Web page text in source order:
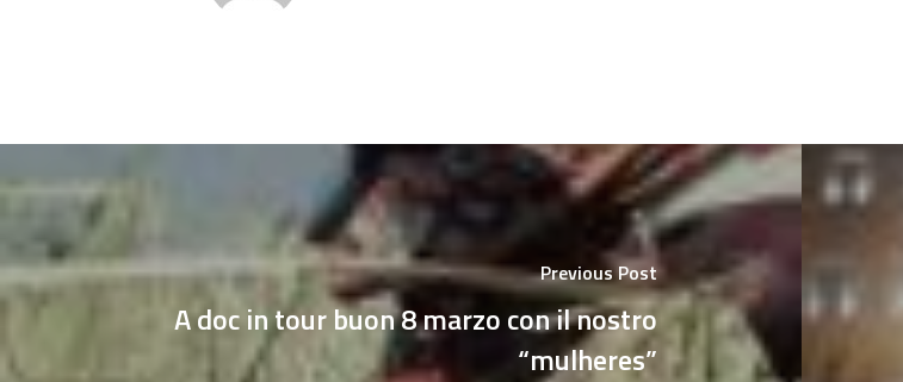
Previous Post
A doc in tour buon 8 marzo con il nostro
“mulheres”